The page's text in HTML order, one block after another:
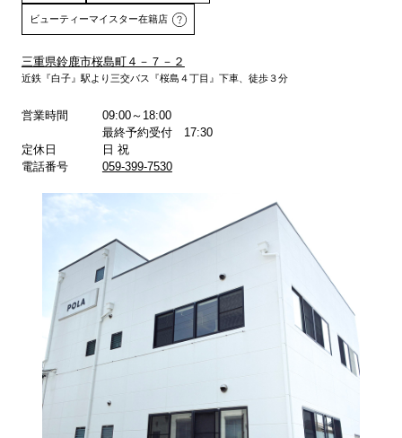
詳しくはこちら
ビューティーマイスター在籍店
三重県鈴鹿市桜島町４－７－２
近鉄『白子』駅より三交バス『桜島４丁目』下車、徒歩３分
営業時間
09:00～18:00
最終予約受付 17:30
定休日
日 祝
電話番号
059-399-7530